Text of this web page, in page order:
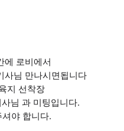
에 로비에서
사님 만나시면됩니다
지 선착장
님 과 미팅입니다.
야 합니다.